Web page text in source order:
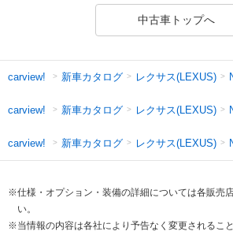
中古車トップへ
carview! 新車カタログ レクサス(LEXUS)
carview! 新車カタログ レクサス(LEXUS)
carview! 新車カタログ レクサス(LEXUS)
※仕様・オプション・装備の詳細については各販売
い。
※当情報の内容は各社により予告なく変更されるこ